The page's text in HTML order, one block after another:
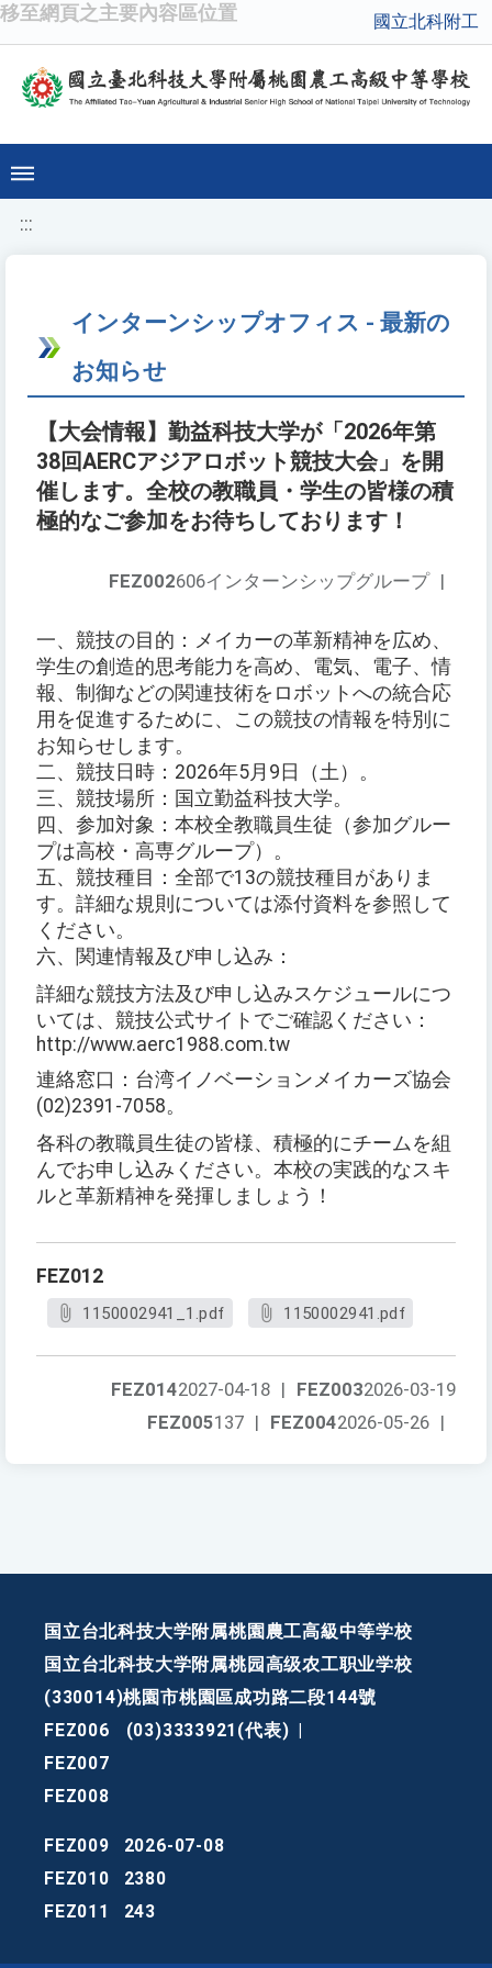
移至網頁之主要內容區位置 國立北科附工
:::
インターンシップオフィス - 最新の
お知らせ
【大会情報】勤益科技大学が「2026年第
38回AERCアジアロボット競技大会」を開
催します。全校の教職員・学生の皆様の積
極的なご参加をお待ちしております！
FEZ002606インターンシップグループ |
一、競技の目的：メイカーの革新精神を広め、
学生の創造的思考能力を高め、電気、電子、情
報、制御などの関連技術をロボットへの統合応
用を促進するために、この競技の情報を特別に
お知らせします。
二、競技日時：2026年5月9日（土）。
三、競技場所：国立勤益科技大学。
四、参加対象：本校全教職員生徒（参加グルー
プは高校・高専グループ）。
五、競技種目：全部で13の競技種目がありま
す。詳細な規則については添付資料を参照して
ください。
六、関連情報及び申し込み：
詳細な競技方法及び申し込みスケジュールにつ
いては、競技公式サイトでご確認ください：
http://www.aerc1988.com.tw
連絡窓口：台湾イノベーションメイカーズ協会
(02)2391-7058。
各科の教職員生徒の皆様、積極的にチームを組
んでお申し込みください。本校の実践的なスキ
ルと革新精神を発揮しましょう！
FEZ012
1150002941_1.pdf 1150002941.pdf
FEZ0032026-03-19
FEZ0142027-04-18 |
FEZ0042026-05-26 |
FEZ005137 |
国立台北科技大学附属桃園農工高級中等学校
国立台北科技大学附属桃园高级农工职业学校
(330014)桃園市桃園區成功路二段144號
FEZ006
(03)3333921(代表)
FEZ007
FEZ008
FEZ009
2026-07-08
FEZ010
2380
FEZ011
243